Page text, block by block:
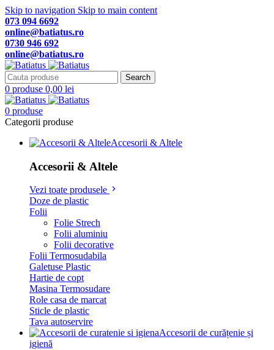
Skip to navigation Skip to main content
073 094 6692
online@batiatus.ro
0730 946 692
online@batiatus.ro
Search
0 produse 0,00 lei
0 produse
Categorii produse
Accesorii & Altele
Accesorii & Altele
Vezi toate produsele
Doze de plastic
Folii
Folie Strech
Folii aluminiu
Folii decorative
Folii Termosudabila
Galetuse Plastic
Hartie de copt
Masina Termosudare
Role casa de marcat
Sticle de plastic
Tava autoservire
Accesorii de curățenie și
igienă